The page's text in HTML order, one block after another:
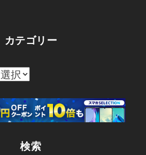
カテゴリー
検索